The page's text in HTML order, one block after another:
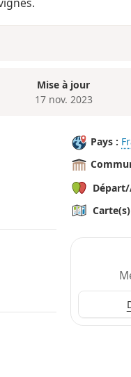
Mise à jour
17 nov. 2023
Pays :